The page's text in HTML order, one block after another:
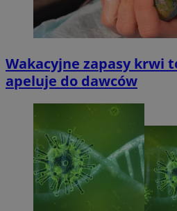
Wakacyjne zapasy krwi
apeluje do dawców